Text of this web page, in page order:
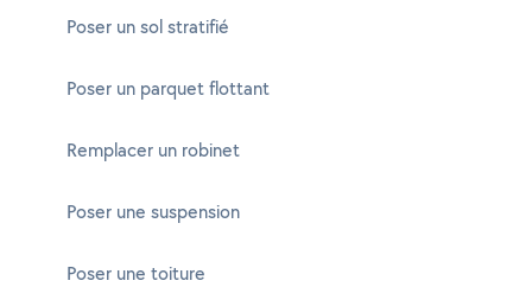
Poser un sol stratifié
Poser un parquet flottant
Remplacer un robinet
Poser une suspension
Poser une toiture